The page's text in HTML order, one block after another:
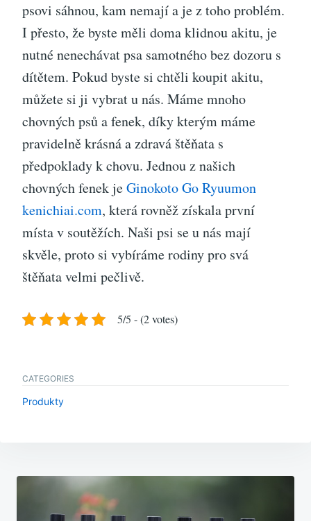
psovi sáhnou, kam nemají a je z toho problém.
I přesto, že byste měli doma klidnou akitu, je
nutné nenechávat psa samotného bez dozoru s
dítětem. Pokud byste si chtěli koupit akitu,
můžete si ji vybrat u nás. Máme mnoho
chovných psů a fenek, díky kterým máme
pravidelně krásná a zdravá štěňata s
předpoklady k chovu. Jednou z našich
chovných fenek jeGinokoto Go Ryuumon
kenichiai.com, která rovněž získala první
místa v soutěžích. Naši psi se u nás mají
skvěle, proto si vybíráme rodiny pro svá
štěňata velmi pečlivě.
5/5 - (2 votes)
CATEGORIES
Produkty
Navigace